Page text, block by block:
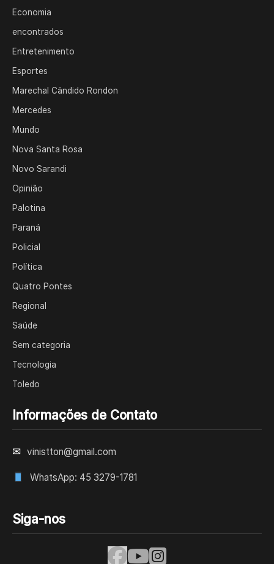
Economia
encontrados
Entretenimento
Esportes
Marechal Cândido Rondon
Mercedes
Mundo
Nova Santa Rosa
Novo Sarandi
Opinião
Palotina
Paraná
Policial
Política
Quatro Pontes
Regional
Saúde
Sem categoria
Tecnologia
Toledo
Informações de Contato
✉ vinistton@gmail.com
WhatsApp: 45 3279-1781
Siga-nos